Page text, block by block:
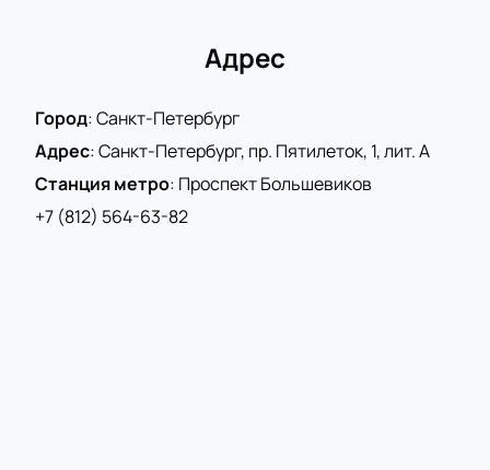
Узнайте исход игры между двумя сильными
противниками вживую, поддерживая их с трибун
Автомобилист и до встречи на игре!
Адрес
Город:Санкт-Петербург
Адрес:Санкт-Петербург, пр. Пятилеток, 1, лит. А
Станция метро: Проспект Большевиков
+7 (812) 564-63-82